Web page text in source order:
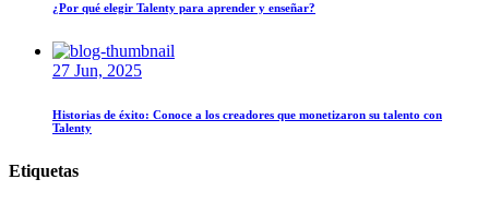
¿Por qué elegir Talenty para aprender y enseñar?
27 Jun, 2025
Historias de éxito: Conoce a los creadores que monetizaron su talento con
Talenty
Etiquetas